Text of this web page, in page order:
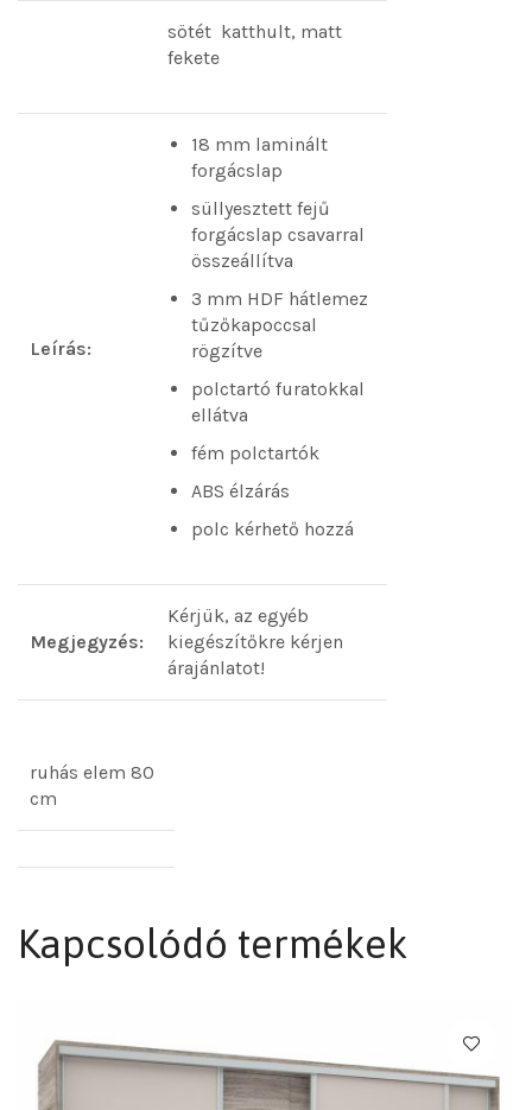
sötét katthult, matt
fekete
Leírás:
18 mm laminált
forgácslap
süllyesztett fejű
forgácslap csavarral
összeállítva
3 mm HDF hátlemez
tűzőkapoccsal
rögzítve
polctartó furatokkal
ellátva
fém polctartók
ABS élzárás
polc kérhető hozzá
Megjegyzés:
Kérjük, az egyéb
kiegészítőkre kérjen
árajánlatot!
ruhás elem 80
cm
Kapcsolódó termékek